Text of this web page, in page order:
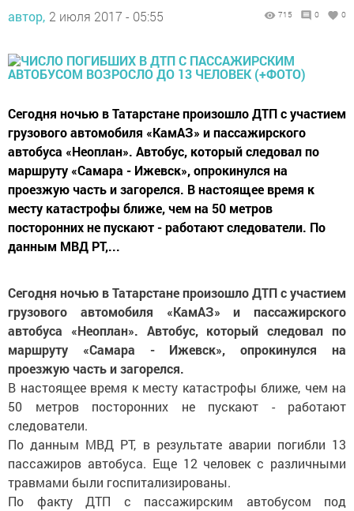
автор, 2 июля 2017 - 05:55 715 0 0
Сегодня ночью в Татарстане произошло ДТП с участием
грузового автомобиля «КамАЗ» и пассажирского
автобуса «Неоплан». Автобус, который следовал по
маршруту «Самара - Ижевск», опрокинулся на
проезжую часть и загорелся. В настоящее время к
месту катастрофы ближе, чем на 50 метров
посторонних не пускают - работают следователи. По
данным МВД РТ,...
Сегодня ночью в Татарстане произошло ДТП с участием
грузового автомобиля «КамАЗ» и пассажирского
автобуса «Неоплан». Автобус, который следовал по
маршруту «Самара - Ижевск», опрокинулся на
проезжую часть и загорелся.
В настоящее время к месту катастрофы ближе, чем на
50 метров посторонних не пускают - работают
следователи.
По данным МВД РТ, в результате аварии погибли 13
пассажиров автобуса. Еще 12 человек с различными
травмами были госпитализированы.
По факту ДТП с пассажирским автобусом под